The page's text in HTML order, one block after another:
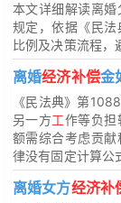
本文详细解读离
规定，依据《民法
比例及决策流程，
离婚经济补偿金
《民法典》第
另一方工作等负担
额需综合考虑贡
律没有固定计算公
离婚女方经济补